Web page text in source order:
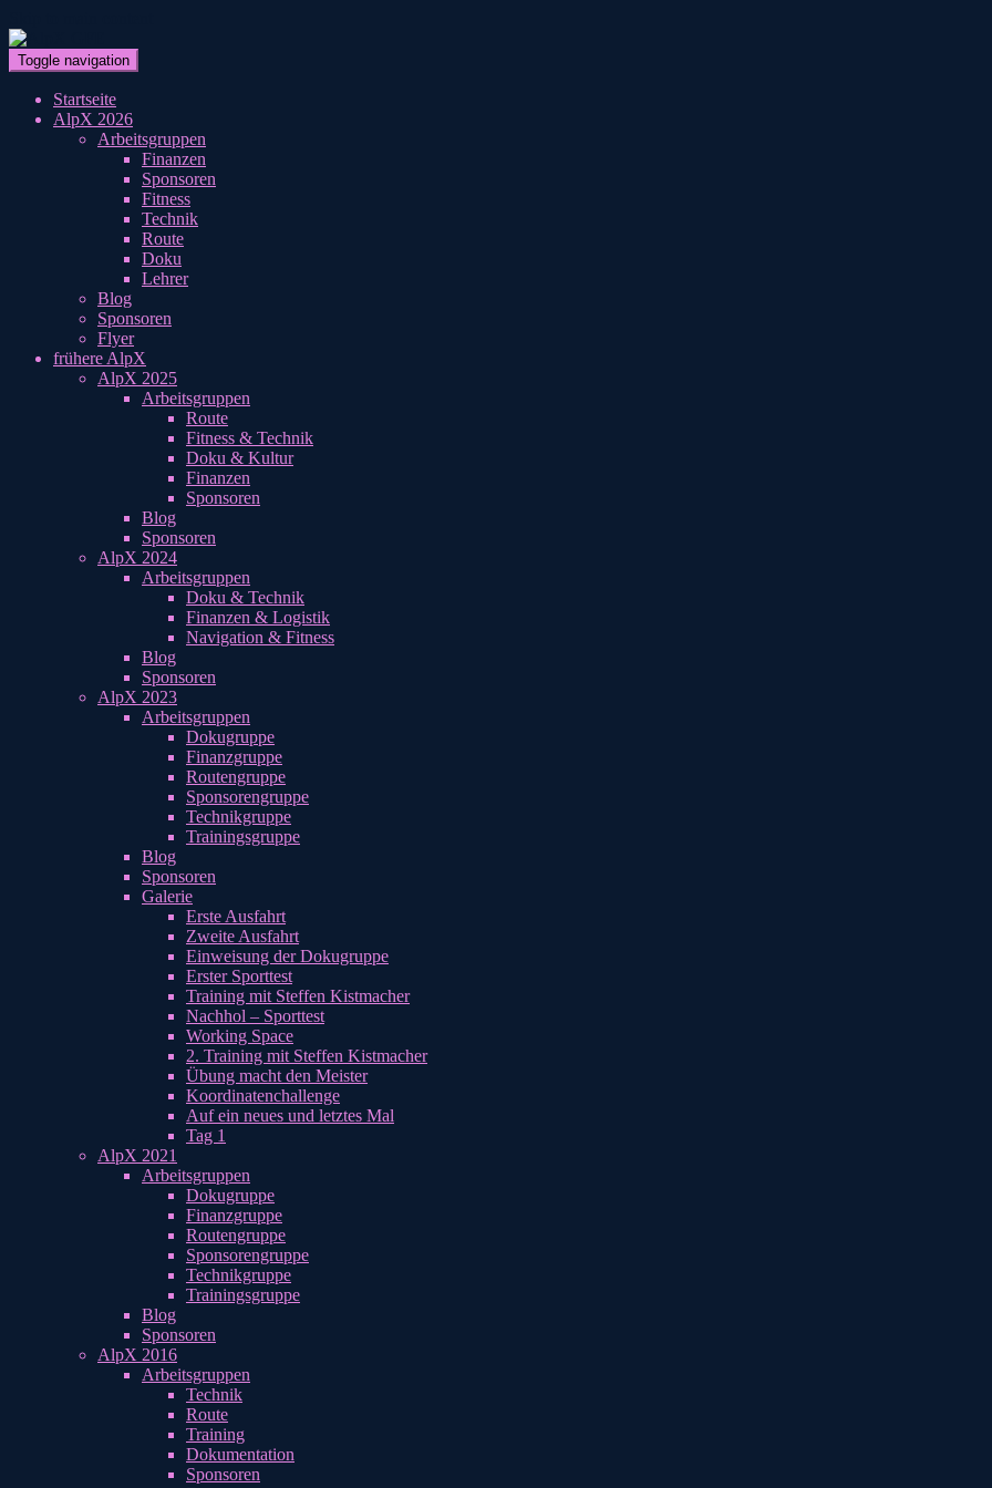
Toggle navigation
Startseite
AlpX 2026
Arbeitsgruppen
Finanzen
Sponsoren
Fitness
Technik
Route
Doku
Lehrer
Blog
Sponsoren
Flyer
frühere AlpX
AlpX 2025
Arbeitsgruppen
Route
Fitness & Technik
Doku & Kultur
Finanzen
Sponsoren
Blog
Sponsoren
AlpX 2024
Arbeitsgruppen
Doku & Technik
Finanzen & Logistik
Navigation & Fitness
Blog
Sponsoren
AlpX 2023
Arbeitsgruppen
Dokugruppe
Finanzgruppe
Routengruppe
Sponsorengruppe
Technikgruppe
Trainingsgruppe
Blog
Sponsoren
Galerie
Erste Ausfahrt
Zweite Ausfahrt
Einweisung der Dokugruppe
Erster Sporttest
Training mit Steffen Kistmacher
Nachhol – Sporttest
Working Space
2. Training mit Steffen Kistmacher
Übung macht den Meister
Koordinatenchallenge
Auf ein neues und letztes Mal
Tag 1
AlpX 2021
Arbeitsgruppen
Dokugruppe
Finanzgruppe
Routengruppe
Sponsorengruppe
Technikgruppe
Trainingsgruppe
Blog
Sponsoren
AlpX 2016
Arbeitsgruppen
Technik
Route
Training
Dokumentation
Sponsoren